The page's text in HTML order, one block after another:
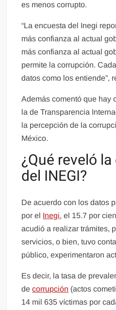
es menos corrupto.
“La encuesta del Inegi
más confianza al actual
más confianza al actual
permite la corrupción.
datos como los entiende”,
Además comentó que hay
la de Transparencia
la percepción de la
México.
¿Qué reveló
del INEGI?
De acuerdo con los datos
por el Inegi, el 15.7 por
acudió a realizar trámites,
servicios, o bien, tuvo
público, experimentaron
Es decir, la tasa de
decorrupción (actos
14 mil 635 víctimas por